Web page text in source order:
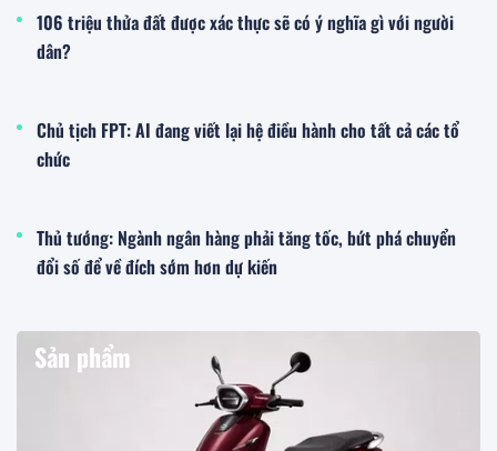
106 triệu thửa đất được xác thực sẽ có ý nghĩa gì với người
dân?
Chủ tịch FPT: AI đang viết lại hệ điều hành cho tất cả các tổ
chức
Thủ tướng: Ngành ngân hàng phải tăng tốc, bứt phá chuyển
đổi số để về đích sớm hơn dự kiến
Sản phẩm